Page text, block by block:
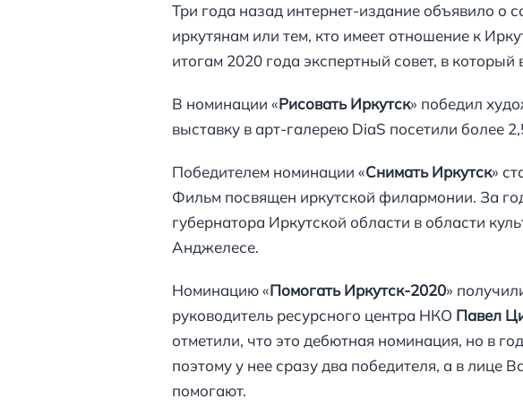
Три года назад интернет-издание объявило о
иркутянам или тем, кто имеет отношение к
итогам 2020 года экспертный совет, в
В номинации «Рисовать Иркутск» победил
выставку в арт-галерею DiaS посетили более
Победителем номинации «Снимать Иркутск»
Фильм посвящен иркутской филармонии. За
губернатора Иркутской области в области
Анджелесе.
Номинацию «Помогать Иркутск-2020»
руководитель ресурсного центра НКО Павел
отметили, что это дебютная номинация, но в
поэтому у нее сразу два победителя, а в лице
помогают.